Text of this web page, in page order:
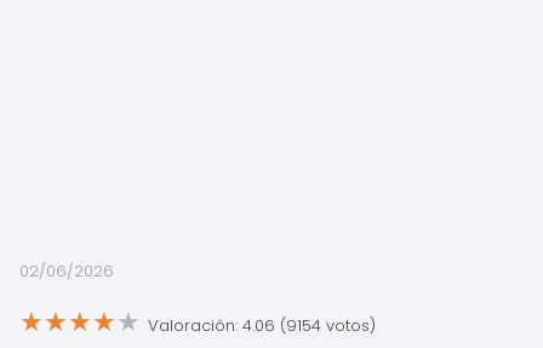
02/06/2026
★★★★★ Valoración: 4.06 (9154 votos)